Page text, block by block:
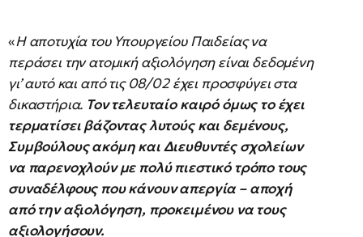
«Η αποτυχία του Υπουργείου Παιδείας να
περάσει την ατομική αξιολόγηση είναι δεδομένη
γι’ αυτό και από τις 08/02 έχει προσφύγει στα
δικαστήρια. Τον τελευταίο καιρό όμως το έχει
τερματίσει βάζοντας λυτούς και δεμένους,
Συμβούλους ακόμη και Διευθυντές σχολείων
να παρενοχλούν με πολύ πιεστικό τρόπο τους
συναδέλφους που κάνουν απεργία – αποχή
από την αξιολόγηση, προκειμένου να τους
αξιολογήσουν.